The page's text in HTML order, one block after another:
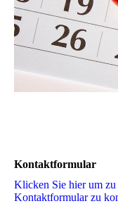
Kontaktformular
Klicken Sie hier um zu
Kon­takt­for­mu­lar zu